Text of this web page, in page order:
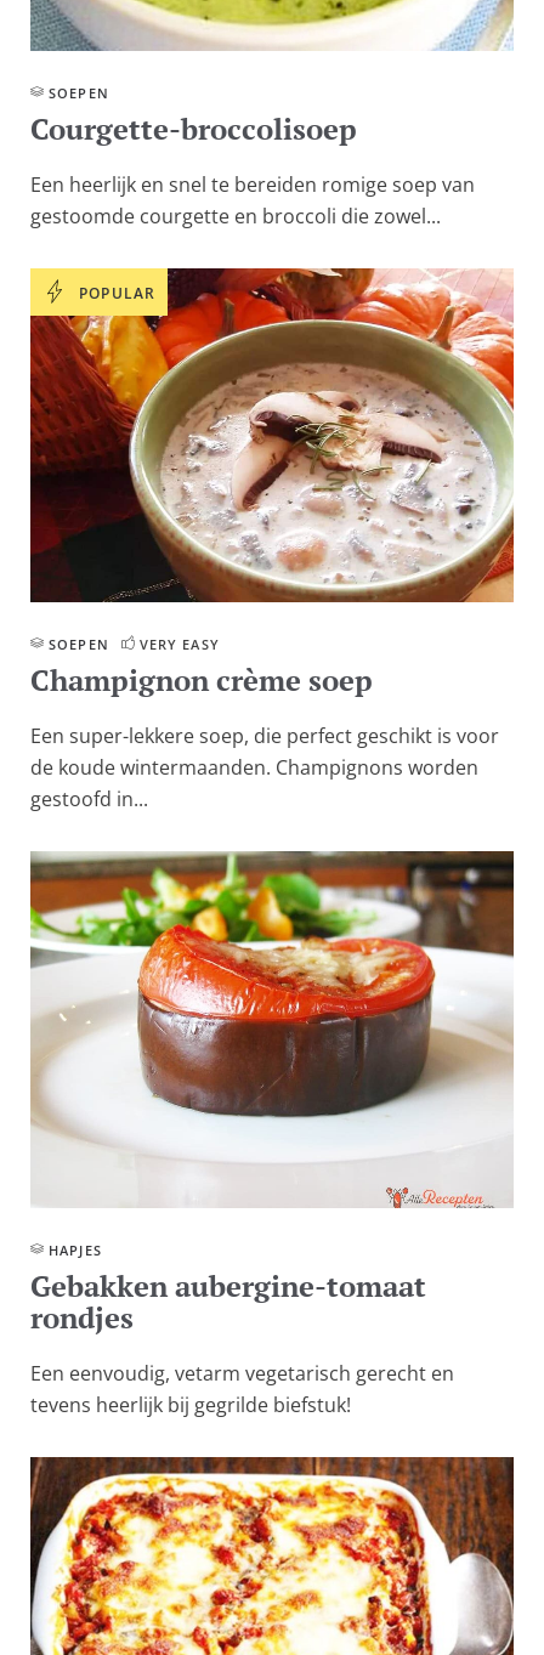
SOEPEN
Courgette-broccolisoep
Een heerlijk en snel te bereiden romige soep van
gestoomde courgette en broccoli die zowel...
POPULAR
SOEPEN VERY EASY
Champignon crème soep
Een super-lekkere soep, die perfect geschikt is voor
de koude wintermaanden. Champignons worden
gestoofd in...
HAPJES
Gebakken aubergine-tomaat
rondjes
Een eenvoudig, vetarm vegetarisch gerecht en
tevens heerlijk bij gegrilde biefstuk!